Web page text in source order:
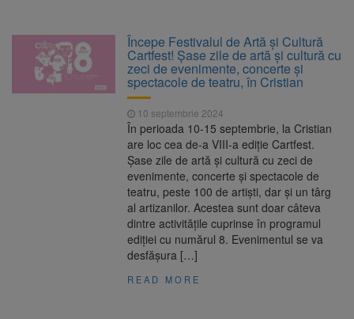
Începe Festivalul de Artă și Cultură
Cartfest! Șase zile de artă și cultură cu
zeci de evenimente, concerte și
spectacole de teatru, în Cristian
10 septembrie 2024
În perioada 10-15 septembrie, la Cristian
are loc cea de-a VIII-a ediție Cartfest.
Șase zile de artă și cultură cu zeci de
evenimente, concerte și spectacole de
teatru, peste 100 de artiști, dar și un târg
al artizanilor. Acestea sunt doar câteva
dintre activitățile cuprinse în programul
ediției cu numărul 8. Evenimentul se va
desfășura […]
READ MORE